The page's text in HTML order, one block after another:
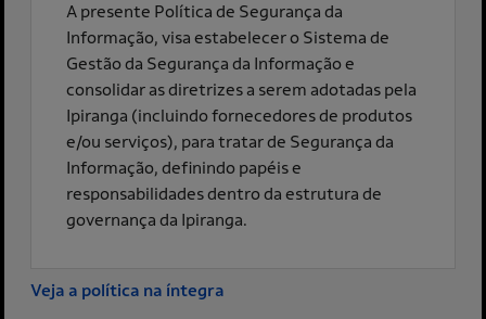
A presente Política de Segurança da
Informação, visa estabelecer o Sistema de
Gestão da Segurança da Informação e
consolidar as diretrizes a serem adotadas pela
Ipiranga (incluindo fornecedores de produtos
e/ou serviços), para tratar de Segurança da
Informação, definindo papéis e
responsabilidades dentro da estrutura de
governança da Ipiranga.
Veja a política na íntegra